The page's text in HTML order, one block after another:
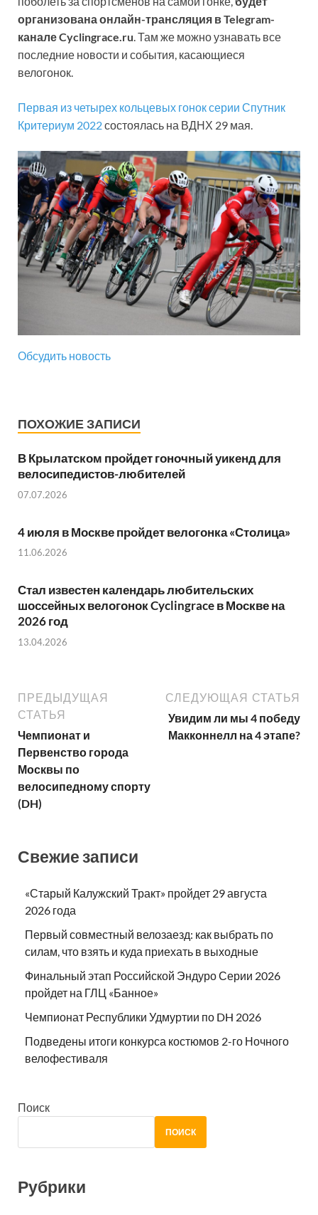
организована онлайн-трансляция в Telegram-
канале Cyclingrace.ru. Там же можно узнавать все
последние новости и события, касающиеся
велогонок.
Первая из четырех кольцевых гонок серии Спутник
Критериум 2022состоялась на ВДНХ 29 мая.
Обсудить новость
ПОХОЖИЕ ЗАПИСИ
В Крылатском пройдет гоночный уикенд для
велосипедистов-любителей
07.07.2026
4 июля в Москве пройдет велогонка «Столица»
11.06.2026
Стал известен календарь любительских
шоссейных велогонок Cyclingrace в Москве на
2026 год
13.04.2026
ПРЕДЫДУЩАЯ
СТАТЬЯ
Чемпионат и
Первенство города
Москвы по
велосипедному спорту
(DH)
СЛЕДУЮЩАЯ СТАТЬЯ
Увидим ли мы 4 победу
Макконнелл на 4 этапе?
Свежие записи
«Старый Калужский Тракт» пройдет 29 августа
2026 года
Первый совместный велозаезд: как выбрать по
силам, что взять и куда приехать в выходные
Финальный этап Российской Эндуро Серии 2026
пройдет на ГЛЦ «Банное»
Чемпионат Республики Удмуртии по DH 2026
Подведены итоги конкурса костюмов 2-го Ночного
велофестиваля
Поиск
ПОИСК
Рубрики